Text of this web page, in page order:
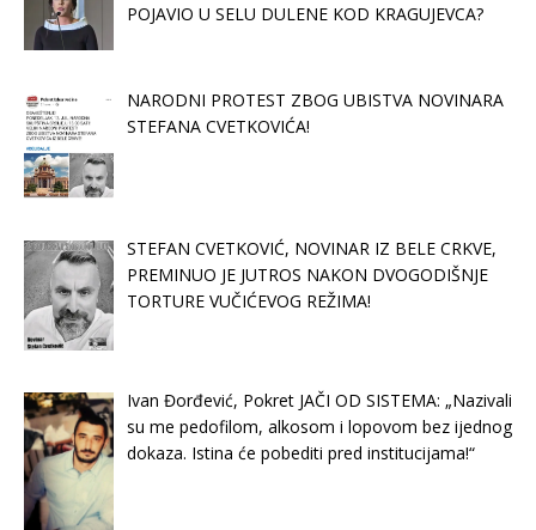
POJAVIO U SELU DULENE KOD KRAGUJEVCA?
NARODNI PROTEST ZBOG UBISTVA NOVINARA
STEFANA CVETKOVIĆA!
STEFAN CVETKOVIĆ, NOVINAR IZ BELE CRKVE,
PREMINUO JE JUTROS NAKON DVOGODIŠNJE
TORTURE VUČIĆEVOG REŽIMA!
Ivan Đorđević, Pokret JAČI OD SISTEMA: „Nazivali
su me pedofilom, alkosom i lopovom bez ijednog
dokaza. Istina će pobediti pred institucijama!“